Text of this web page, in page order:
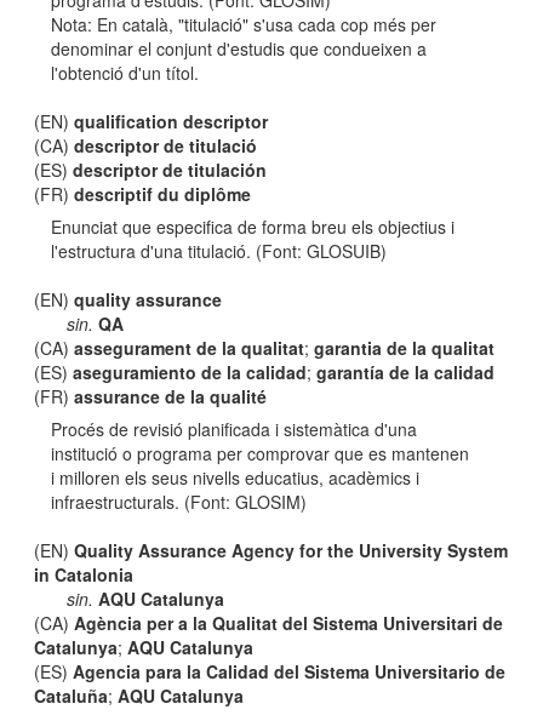
Nota: En català, "titulació" s'usa cada cop més per
denominar el conjunt d'estudis que condueixen a
l'obtenció d'un títol.
(EN)qualification descriptor
(CA)descriptor de titulació
(ES)descriptor de titulación
(FR)descriptif du diplôme
Enunciat que especifica de forma breu els objectius i
l'estructura d'una titulació. (Font: GLOSUIB)
(EN)quality assurance
sin. QA
(CA)assegurament de la qualitat;garantia de la qualitat
(ES)aseguramiento de la calidad;garantía de la calidad
(FR)assurance de la qualité
Procés de revisió planificada i sistemàtica d'una
institució o programa per comprovar que es mantenen
i milloren els seus nivells educatius, acadèmics i
infraestructurals. (Font: GLOSIM)
(EN)Quality Assurance Agency for the University System
in Catalonia
sin. AQU Catalunya
(CA)Agència per a la Qualitat del Sistema Universitari de
Catalunya;AQU Catalunya
(ES)Agencia para la Calidad del Sistema Universitario de
Cataluña;AQU Catalunya